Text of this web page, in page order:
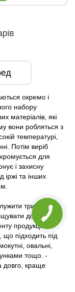
окремо і
набору
матеріалів, які
вони робляться з
температурі,
Потім виріб
для
і захисну
іржі та інших
тримачами
до 2
продукції на
що підходить під
овальні,
тощо. -
довго, краще